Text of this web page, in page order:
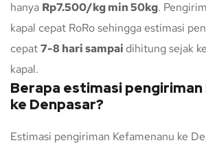
hanya Rp7.500/kg min 50kg.
kapal cepat RoRo sehingga estimasi
cepat7-8 hari sampai dihitung sejak
kapal.
Berapa estimasi
ke Denpasar?
Estimasi pengiriman Kefamenanu ke